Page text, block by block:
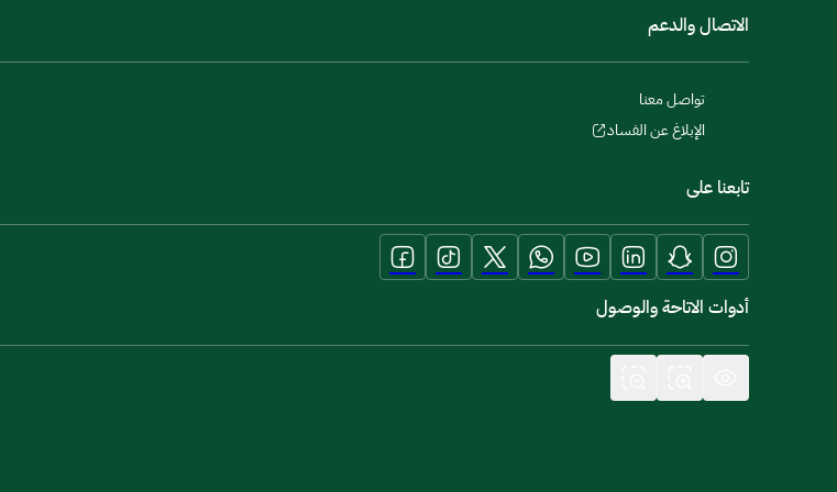
الاتصال والدعم
تواصل معنا
الإبلاغ عن الفساد
تابعنا على
أدوات الاتاحة والوصول